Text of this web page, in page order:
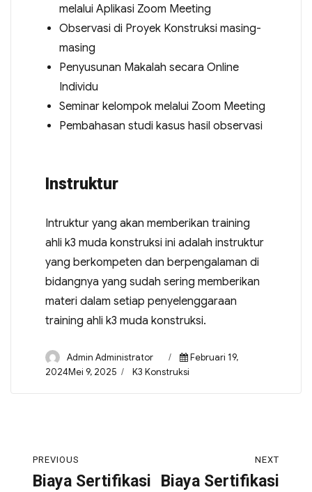
melalui Aplikasi Zoom Meeting
Observasi di Proyek Konstruksi masing-
masing
Penyusunan Makalah secara Online
Individu
Seminar kelompok melalui Zoom Meeting
Pembahasan studi kasus hasil observasi
Instruktur
Intruktur yang akan memberikan training
ahli k3 muda konstruksi ini adalah instruktur
yang berkompeten dan berpengalaman di
bidangnya yang sudah sering memberikan
materi dalam setiap penyelenggaraan
training ahli k3 muda konstruksi.
Admin Administrator
Februari 19,
2024Mei 9, 2025
K3 Konstruksi
PREVIOUS
Biaya Sertifikasi
NEXT
Biaya Sertifikasi